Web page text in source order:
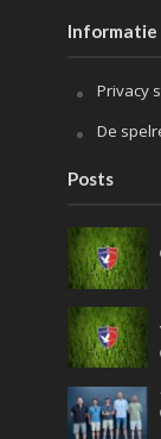
Informatie
Privacy
De
Posts